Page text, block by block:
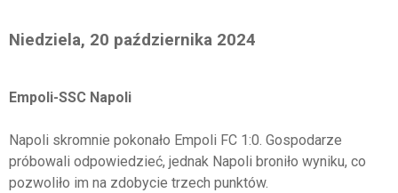
Niedziela, 20 października 2024
Empoli-SSC Napoli
Napoli skromnie pokonało Empoli FC 1:0. Gospodarze
próbowali odpowiedzieć, jednak Napoli broniło wyniku, co
pozwoliło im na zdobycie trzech punktów.